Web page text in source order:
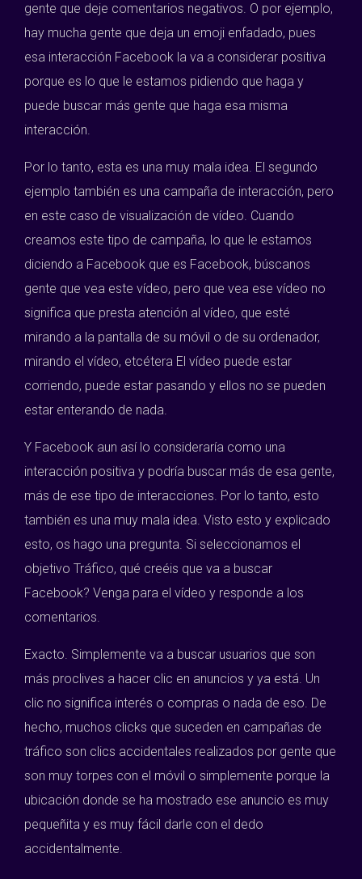
gente que deje comentarios negativos. O por ejemplo,
hay mucha gente que deja un emoji enfadado, pues
esa interacción Facebook la va a considerar positiva
porque es lo que le estamos pidiendo que haga y
puede buscar más gente que haga esa misma
interacción.
Por lo tanto, esta es una muy mala idea. El segundo
ejemplo también es una campaña de interacción, pero
en este caso de visualización de vídeo. Cuando
creamos este tipo de campaña, lo que le estamos
diciendo a Facebook que es Facebook, búscanos
gente que vea este vídeo, pero que vea ese vídeo no
significa que presta atención al vídeo, que esté
mirando a la pantalla de su móvil o de su ordenador,
mirando el vídeo, etcétera El vídeo puede estar
corriendo, puede estar pasando y ellos no se pueden
estar enterando de nada.
Y Facebook aun así lo consideraría como una
interacción positiva y podría buscar más de esa gente,
más de ese tipo de interacciones. Por lo tanto, esto
también es una muy mala idea. Visto esto y explicado
esto, os hago una pregunta. Si seleccionamos el
objetivo Tráfico, qué creéis que va a buscar
Facebook? Venga para el vídeo y responde a los
comentarios.
Exacto. Simplemente va a buscar usuarios que son
más proclives a hacer clic en anuncios y ya está. Un
clic no significa interés o compras o nada de eso. De
hecho, muchos clicks que suceden en campañas de
tráfico son clics accidentales realizados por gente que
son muy torpes con el móvil o simplemente porque la
ubicación donde se ha mostrado ese anuncio es muy
pequeñita y es muy fácil darle con el dedo
accidentalmente.